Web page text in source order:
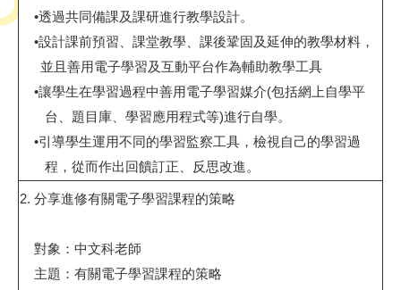
•透過共同備課及課研進行教學設計。
•設計課前預習、課堂教學、課後鞏固及延伸的教學材料，
並且善用電子學習及互動平台作為輔助教學工具
•讓學生在學習過程中善用電子學習媒介(包括網上自學平
台、題目庫、學習應用程式等)進行自學。
•引導學生運用不同的學習監察工具，檢視自己的學習過
程，從而作出回饋訂正、反思改進。
2. 分享進修有關電子學習課程的策略
對象：中文科老師
主題：有關電子學習課程的策略